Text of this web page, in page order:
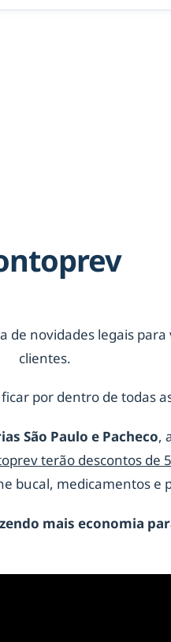
de novidades legais para
clientes.
por dentro de todas
São Paulo e Pacheco,
terão descontos de
bucal, medicamentos e
mais economia